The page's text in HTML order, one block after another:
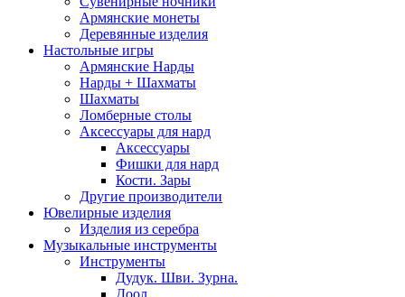
Армянские монеты
Деревянные изделия
Настольные игры
Армянские Нарды
Нарды + Шахматы
Шахматы
Ломберные столы
Аксессуары для нард
Аксессуары
Фишки для нард
Кости. Зары
Другие производители
Ювелирные изделия
Изделия из серебра
Музыкальные инструменты
Инструменты
Дудук. Шви. Зурна.
Доол